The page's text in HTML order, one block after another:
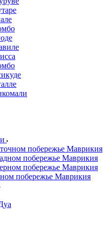
побережье Маврикия
побережье Маврикия
побережье Маврикия
побережье Маврикия